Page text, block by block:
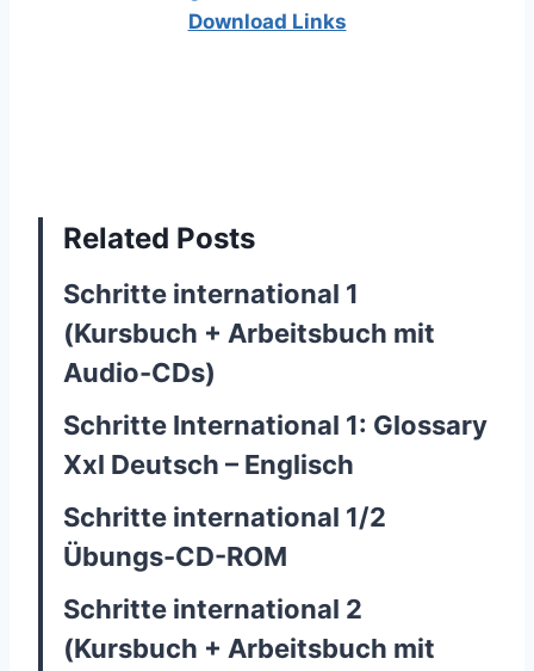
Download Links
Related Posts
Schritte international 1
(Kursbuch + Arbeitsbuch mit
Audio-CDs)
Schritte International 1: Glossary
Xxl Deutsch – Englisch
Schritte international 1/2
Übungs-CD-ROM
Schritte international 2
(Kursbuch + Arbeitsbuch mit